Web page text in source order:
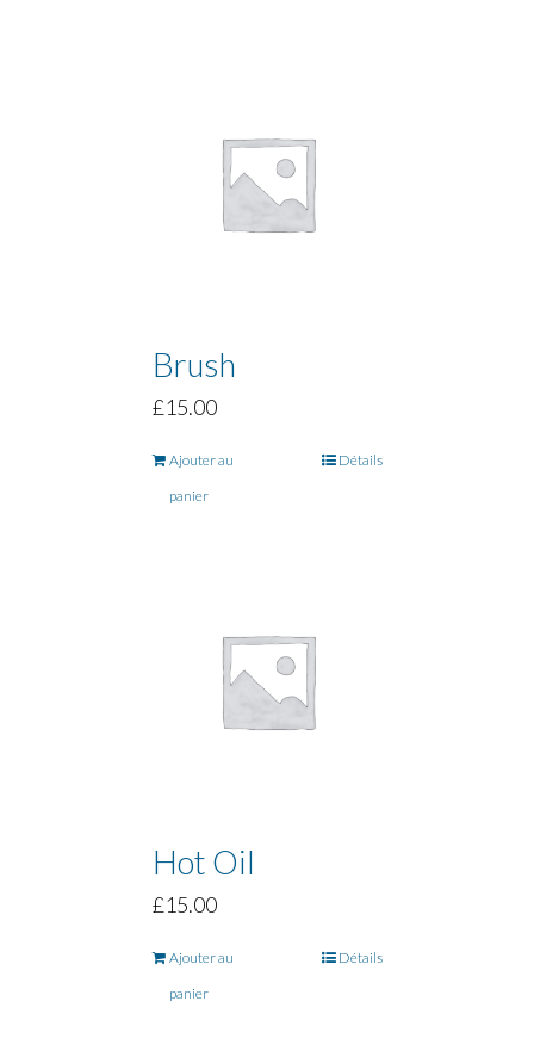
Brush
£15.00
Ajouter au
panier
Détails
Hot Oil
£15.00
Ajouter au
panier
Détails